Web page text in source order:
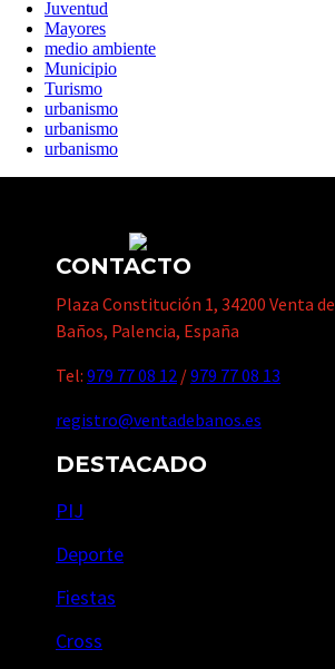
Juventud
Mayores
medio ambiente
Municipio
Turismo
urbanismo
urbanismo
urbanismo
CONTACTO
Plaza Constitución 1, 34200 Venta de
Baños, Palencia, España
Tel: 979 77 08 12 /979 77 08 13
registro@ventadebanos.es
DESTACADO
PIJ
Deporte
Fiestas
Cross